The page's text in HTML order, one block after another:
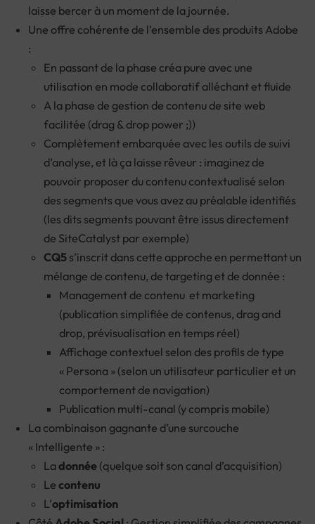
laisse bercer à un moment de la journée.
Une offre cohérente de l’ensemble des produits Adobe
:
En passant de la phase créa pure avec une
utilisation en mode collaboratif alléchant et fluide
A la phase de gestion de contenu de site web
facilitée (drag & drop power ;))
Complètement embarquée avec les outils de suivi
d’analyse, et là ça laisse rêveur : imaginez de
pouvoir proposer du contenu contextualisé selon
des segments que vous avez au préalable identifiés
(les dits segments pouvant être issus directement
de SiteCatalyst par exemple)
CQ5 s’inscrit dans cette approche en permettant un
mélange de contenu, de targeting et de donnée :
Management de contenu et marketing
(publication simplifiée de contenus, drag and
drop, prévisualisation en temps réel)
Affichage contextuel selon des profils de type
« Persona » (selon un utilisateur particulier et un
comportement de navigation)
Publication multi-canal (y compris mobile)
La combinaison gagnante d’une surcouche
« Intelligente » :
Ladonnée (quelque soit son canal d’acquisition)
Le contenu
L’optimisation